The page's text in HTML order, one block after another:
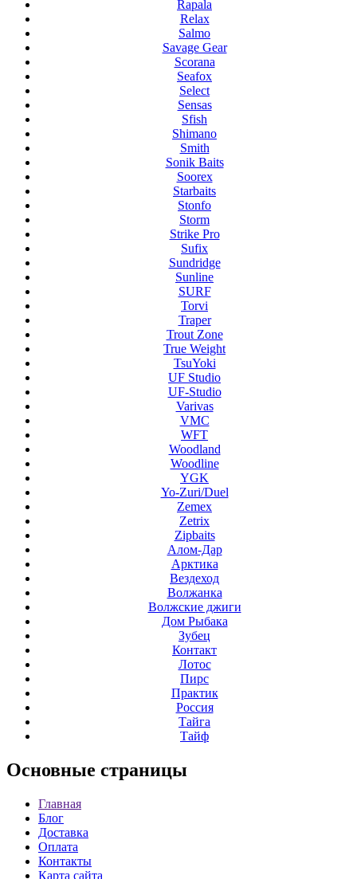
Rapala
Relax
Salmo
Savage Gear
Scorana
Seafox
Select
Sensas
Sfish
Shimano
Smith
Sonik Baits
Soorex
Starbaits
Stonfo
Storm
Strike Pro
Sufix
Sundridge
Sunline
SURF
Torvi
Traper
Trout Zone
True Weight
TsuYoki
UF Studio
UF-Studio
Varivas
VMC
WFT
Woodland
Woodline
YGK
Yo-Zuri/Duel
Zemex
Zetrix
Zipbaits
Алом-Дар
Арктика
Вездеход
Волжанка
Волжские джиги
Дом Рыбака
Зубец
Контакт
Лотос
Пирс
Практик
Россия
Тайга
Тайф
Основные страницы
Главная
Блог
Доставка
Оплата
Контакты
Карта сайта